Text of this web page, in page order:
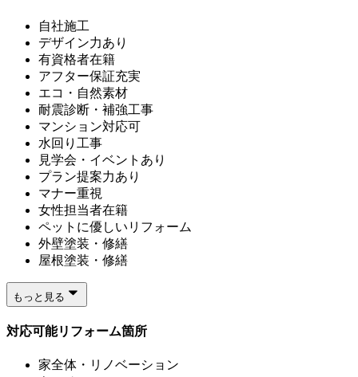
自社施工
デザイン力あり
有資格者在籍
アフター保証充実
エコ・自然素材
耐震診断・補強工事
マンション対応可
水回り工事
見学会・イベントあり
プラン提案力あり
マナー重視
女性担当者在籍
ペットに優しいリフォーム
外壁塗装・修繕
屋根塗装・修繕
もっと見る
対応可能リフォーム箇所
家全体・リノベーション